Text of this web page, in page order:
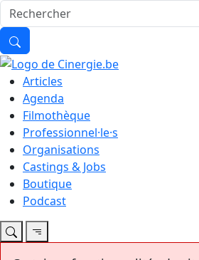
Articles
Agenda
Filmothèque
Professionnel·le·s
Organisations
Castings & Jobs
Boutique
Podcast